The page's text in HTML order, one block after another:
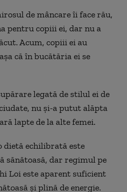
de mâncare îi face rău,
pentru copiii ei, dar nu a
Acum, copiii ei au
că în bucătăria ei se
legată de stilul ei de
nu și-a putut alăpta
lapte de la alte femei.
dietă echilibrată este
sănătoasă, dar regimul pe
Loi este aparent suficient
și plină de energie.